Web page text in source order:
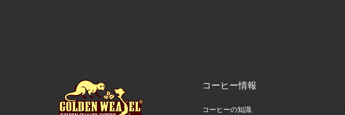
コーヒー情報
コーヒーの知識